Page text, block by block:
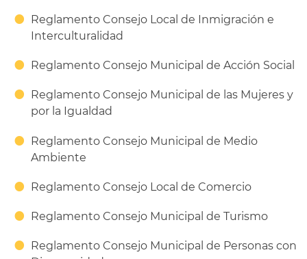
Reglamento Consejo Local de Inmigración e
Interculturalidad
Reglamento Consejo Municipal de Acción Social
Reglamento Consejo Municipal de las Mujeres y
por la Igualdad
Reglamento Consejo Municipal de Medio
Ambiente
Reglamento Consejo Local de Comercio
Reglamento Consejo Municipal de Turismo
Reglamento Consejo Municipal de Personas con